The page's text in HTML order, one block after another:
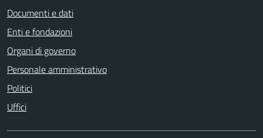
Documenti e dati
Enti e fondazioni
Organi di governo
Personale amministrativo
Politici
Uffici